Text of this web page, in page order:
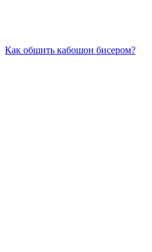
Как обшить кабошон бисером?